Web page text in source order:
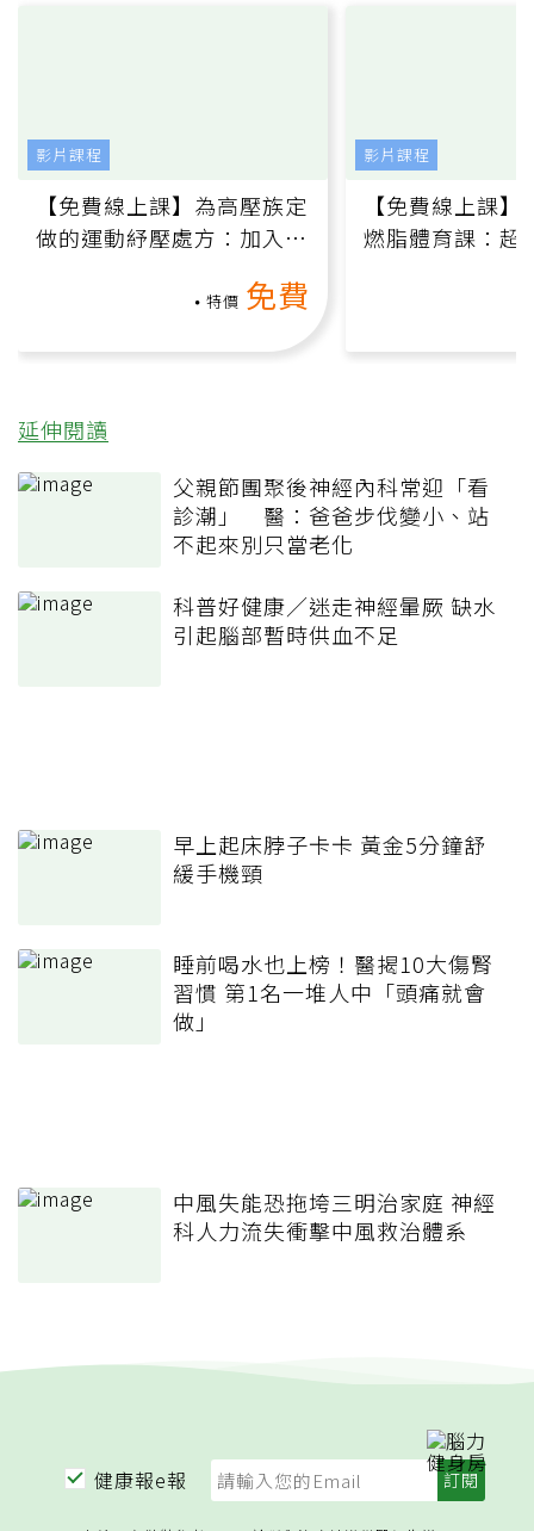
【免費線上課】為高壓族定
做的運動紓壓處方：加入行
特價 免費
影片課程
【免費線上課
燃脂體育課：超
影片課程
延伸閱讀
父親節團聚後神經內科常迎「看
診潮」 醫：爸爸步伐變小、站
不起來別只當老化
科普好健康／迷走神經暈厥 缺水
引起腦部暫時供血不足
早上起床脖子卡卡 黃金5分鐘舒
緩手機頸
睡前喝水也上榜！醫揭10大傷腎
習慣 第1名一堆人中「頭痛就會
做」
中風失能恐拖垮三明治家庭 神經
科人力流失衝擊中風救治體系
健康報e報